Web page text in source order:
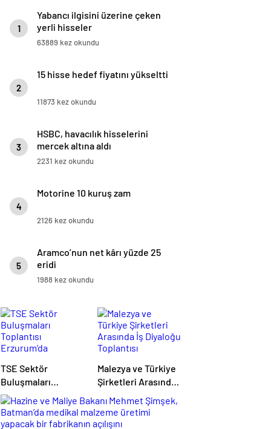
1
Yabancı ilgisini üzerine çeken
yerli hisseler
63889 kez okundu
2
15 hisse hedef fiyatını yükseltti
11873 kez okundu
3
HSBC, havacılık hisselerini
mercek altına aldı
2231 kez okundu
4
Motorine 10 kuruş zam
2126 kez okundu
5
Aramco’nun net kârı yüzde 25
eridi
1988 kez okundu
TSE Sektör
Buluşmaları
Toplantısı
Erzurum’da
Gerçekleştirildi
Malezya ve Türkiye
Şirketleri Arasında
İş Diyaloğu
Toplantısı
Gerçekleştirildi